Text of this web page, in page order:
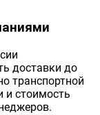
доставки до
транспортной
и стоимость